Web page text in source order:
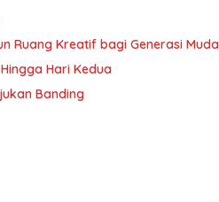
Ruang Kreatif bagi Generasi Muda
Hari Kedua
Banding